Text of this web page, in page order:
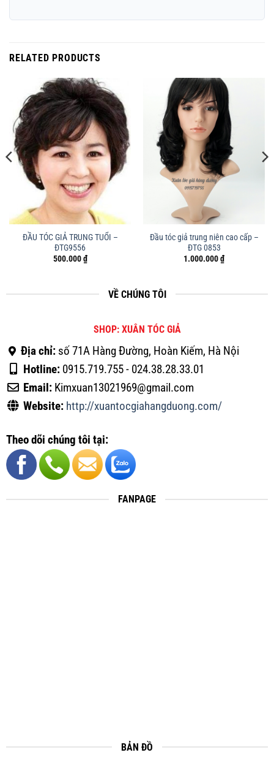
RELATED PRODUCTS
ĐẦU TÓC GIẢ TRUNG TUỔI –
ĐTG9556
500.000₫
Đầu tóc giả trung niên cao cấp –
ĐTG 0853
1.000.000₫
VỀ CHÚNG TÔI
SHOP: XUÂN TÓC GIẢ
Địa chỉ:số 71A Hàng Đường, Hoàn Kiếm, Hà Nội
Hotline:0915.719.755 - 024.38.28.33.01
Email:Kimxuan13021969@gmail.com
Website: http://xuantocgiahangduong.com/
Theo dõi chúng tôi tại:
FANPAGE
BẢN ĐỒ